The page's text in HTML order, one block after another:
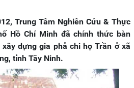
Trung Tâm Nghiên Cứu & Thực
Hồ Chí Minh đã chính thức bàn
dựng gia phả chi họ Trần ở xã
tỉnh Tây Ninh.